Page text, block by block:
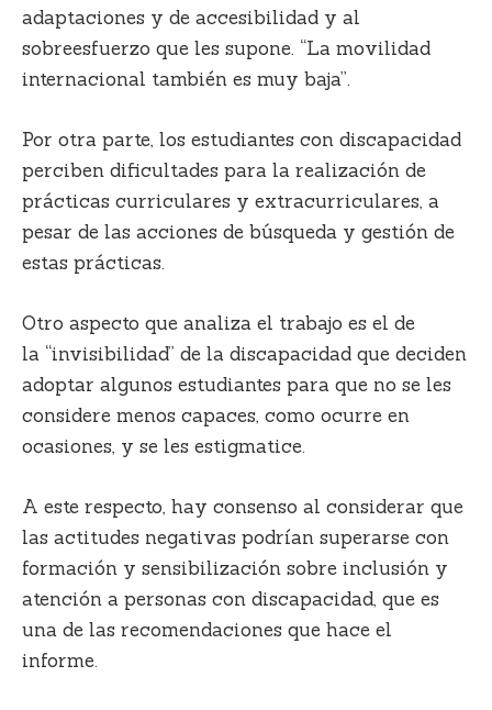
adaptaciones y de accesibilidad y al
sobreesfuerzo que les supone. “La movilidad
internacional también es muy baja”.
Por otra parte, los estudiantes con discapacidad
perciben dificultades para la realización de
prácticas curriculares y extracurriculares, a
pesar de las acciones de búsqueda y gestión de
estas prácticas.
Otro aspecto que analiza el trabajo es el de
la “invisibilidad” de la discapacidad que deciden
adoptar algunos estudiantes para que no se les
considere menos capaces, como ocurre en
ocasiones, y se les estigmatice.
A este respecto, hay consenso al considerar que
las actitudes negativas podrían superarse con
formación y sensibilización sobre inclusión y
atención a personas con discapacidad, que es
una de las recomendaciones que hace el
informe.